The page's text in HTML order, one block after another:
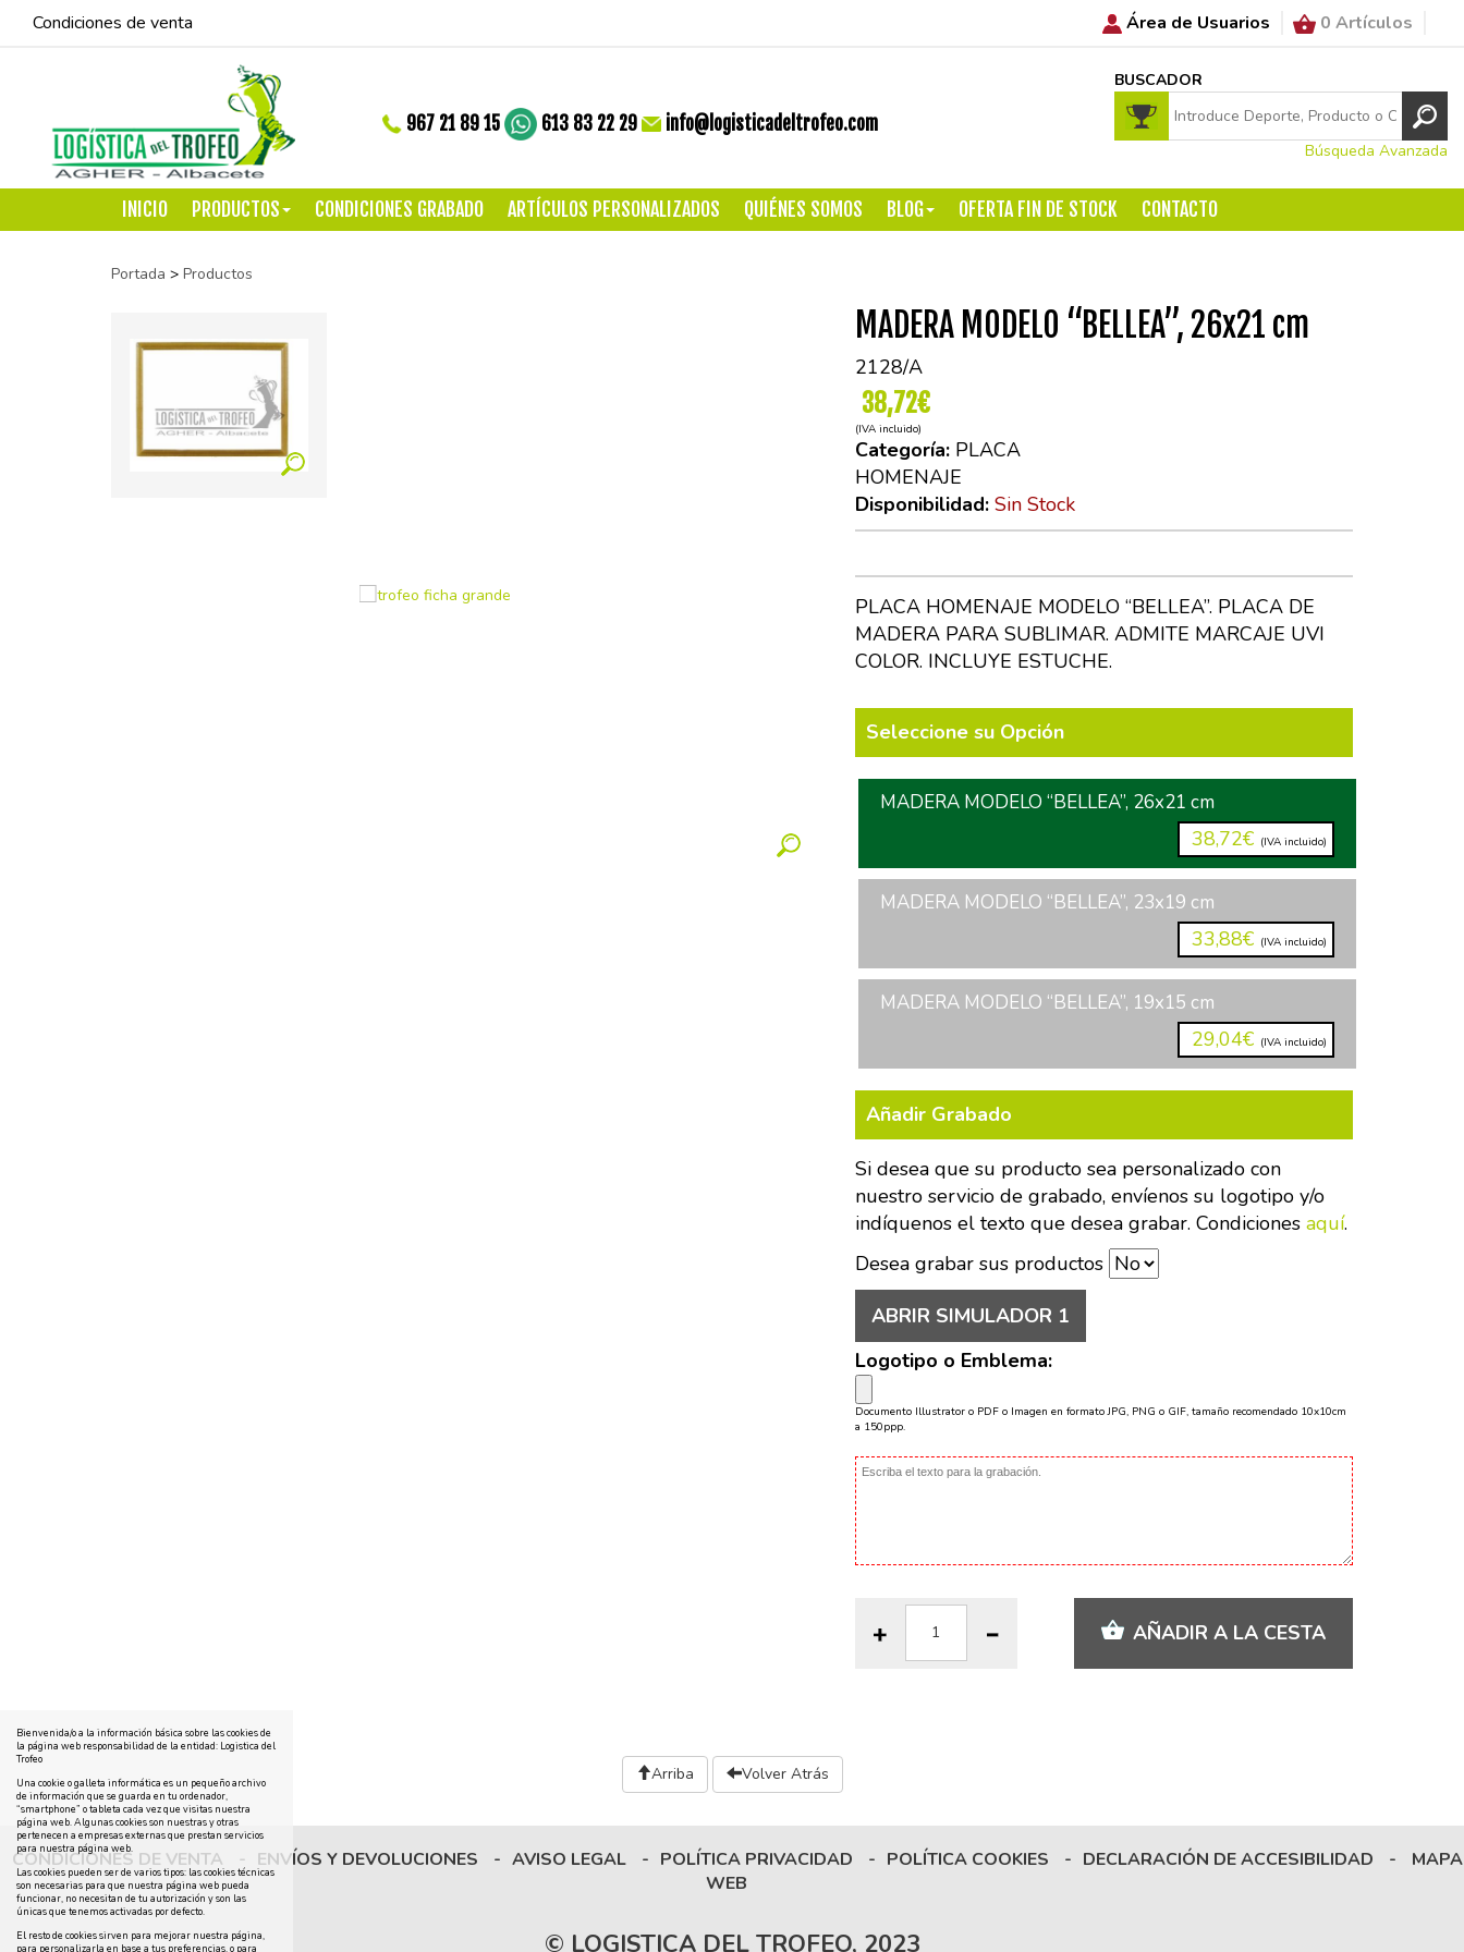
Condiciones de venta Área de Usuarios 0 Artículos
967 21 89 15 613 83 22 29 info@logisticadeltrofeo.com
BUSCADOR
Búsqueda Avanzada
INICIO PRODUCTOS CONDICIONES GRABADO ARTÍCULOS PERSONALIZADOS QUIÉNES SOMOS BLOG OFERTA FIN DE STOCK CONTACTO
Portada > Productos
MADERA MODELO “BELLEA”, 26x21 cm
2128/A
38,72€
(IVA incluido)
Categoría: PLACA
HOMENAJE
Disponibilidad: Sin Stock
PLACA HOMENAJE MODELO “BELLEA”. PLACA DE
MADERA PARA SUBLIMAR. ADMITE MARCAJE UVI
COLOR. INCLUYE ESTUCHE.
Seleccione su Opción
MADERA MODELO “BELLEA”, 26x21 cm
38,72€ (IVA incluido)
MADERA MODELO “BELLEA”, 23x19 cm
33,88€ (IVA incluido)
MADERA MODELO “BELLEA”, 19x15 cm
29,04€ (IVA incluido)
Añadir Grabado
Si desea que su producto sea personalizado con
nuestro servicio de grabado, envíenos su logotipo y/o
indíquenos el texto que desea grabar. Condiciones aquí.
Desea grabar sus productos
ABRIR SIMULADOR 1
Logotipo o Emblema:
Documento Illustrator o PDF o Imagen en formato JPG, PNG o GIF, tamaño recomendado 10x10cm
a 150ppp.
AÑADIR A LA CESTA
Arriba Volver Atrás
CONDICIONES DE VENTA - ENVÍOS Y DEVOLUCIONES - AVISO LEGAL - POLÍTICA PRIVACIDAD - POLÍTICA COOKIES - DECLARACIÓN DE ACCESIBILIDAD -
MAPA
WEB
© LOGISTICA DEL TROFEO, 2023
Bienvenida/o a la información básica sobre las cookies de
la página web responsabilidad de la entidad: Logistica del
Trofeo
Una cookie o galleta informática es un pequeño archivo
de información que se guarda en tu ordenador,
“smartphone” o tableta cada vez que visitas nuestra
página web. Algunas cookies son nuestras y otras
pertenecen a empresas externas que prestan servicios
para nuestra página web.
Las cookies pueden ser de varios tipos: las cookies técnicas
son necesarias para que nuestra página web pueda
funcionar, no necesitan de tu autorización y son las
únicas que tenemos activadas por defecto.
El resto de cookies sirven para mejorar nuestra página,
para personalizarla en base a tus preferencias, o para